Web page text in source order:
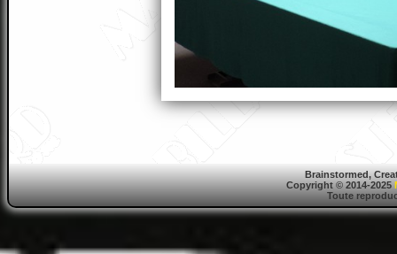
Brainstormed,
Copyright © 2014-2025
Toute